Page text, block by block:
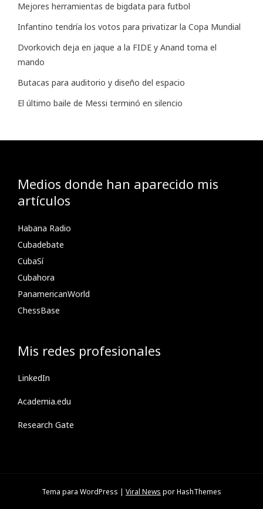
Mejores herramientas de bigdata para futbol
Infantino tendría los votos para privatizar la Copa Mundial
Dvorkovich deja en jaque a la FIDE y Anand toma el
mando
Butacas para auditorio y diseño del espacio
El último baile de Messi terminó en silencio
Medios donde han aparecido mis
artículos
Habana Radio
Cubadebate
CubaSí
Cubahora
PanamericanWorld
ChessBase
Mis redes profesionales
LinkedIn
Academia.edu
Research Gate
Tema para WordPress | Viral News por HashThemes